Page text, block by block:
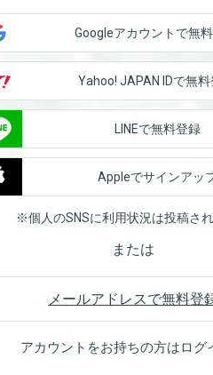
ができます。登録すると回答を
登録すると回答を閲覧すること
答を閲覧することができます。
ことができます。登録すると回
す。
Googleアカウントで無
Yahoo! JAPAN IDで無
LINEで無料登録
Appleでサインアッ
※個人のSNSに利用状況は投稿さ
または
メールアドレスで無料登
アカウントをお持ちの方はログ